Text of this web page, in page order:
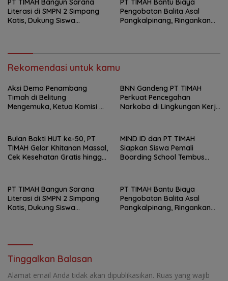
PT TIMAH Bangun Sarana
Literasi di SMPN 2 Simpang
Katis, Dukung Siswa
PT TIMAH Bantu Biaya
Pengobatan Balita Asal
Pangkalpinang, Ringankan
Rekomendasi untuk kamu
Aksi Demo Penambang
Timah di Belitung
Mengemuka, Ketua Komisi XII
BNN Gandeng PT TIMAH
Perkuat Pencegahan
Narkoba di Lingkungan Kerja
Bulan Bakti HUT ke-50, PT
TIMAH Gelar Khitanan Massal,
Cek Kesehatan Gratis hingga
MIND ID dan PT TIMAH
Siapkan Siswa Pemali
Boarding School Tembus
PT TIMAH Bangun Sarana
Literasi di SMPN 2 Simpang
Katis, Dukung Siswa
PT TIMAH Bantu Biaya
Pengobatan Balita Asal
Pangkalpinang, Ringankan
Tinggalkan Balasan
Alamat email Anda tidak akan dipublikasikan. Ruas yang wajib